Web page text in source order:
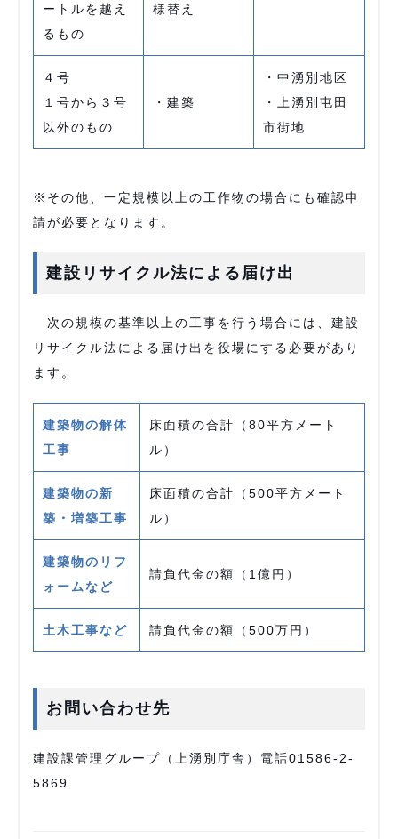
ートルを越え
るもの
様替え
４号
１号から３号
以外のもの
・建築
・中湧別地区
・上湧別屯田
市街地
※その他、一定規模以上の工作物の場合にも確認申
請が必要となります。
建設リサイクル法による届け出
次の規模の基準以上の工事を行う場合には、建設
リサイクル法による届け出を役場にする必要があり
ます。
建築物の解体
工事
床面積の合計（80平方メート
ル）
建築物の新
築・増築工事
床面積の合計（500平方メート
ル）
建築物のリフ
ォームなど
請負代金の額（1億円）
土木工事など 請負代金の額（500万円）
お問い合わせ先
建設課管理グループ（上湧別庁舎）電話01586-2-
5869